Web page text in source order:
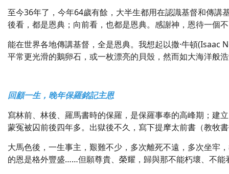
至今36年了，今年64歲有餘，大半生都用在認識基督和傳
後看，都是恩典；向前看，也都是恩典。感謝神，恩待一個
能在世界各地傳講基督，全是恩典。我想起以撒·牛頓
平常更光滑的鵝卵石，或一枚漂亮的貝殼，然而如大海洋般
回顧一生，晚年保羅銘記主恩
寫林前、林後、羅馬書時的保羅，是保羅事奉的高峰期；建
蒙冤被囚前後四年多。出獄後不久，寫下提摩太前書（教牧
大馬色後，一生事主，艱難不少，多次離死不遠，多次坐
的恩是格外豐盛……但願尊貴、榮耀，歸與那不能朽壞、不